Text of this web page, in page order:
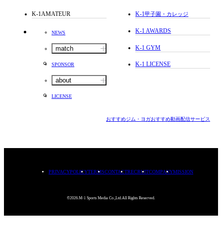
K-1AMATEUR
NEWS
match
SPONSOR
about
LICENSE
K-1甲子園・カレッジ
K-1 AWARDS
K-1 GYM
K-1 LICENSE
おすすめジム・ヨガおすすめ動画配信サービス
PRIVACYPOLICYTERMSCONTACTRECRUITCOMPANYMISSION
©2026.M-1 Sports Media Co.,Ltd.All Rights Reserved.